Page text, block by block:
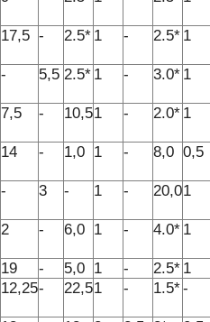
17,5 - 2.5* 1 - 2.5* 1
- 5,5 2.5* 1 - 3.0* 1
7,5 - 10,51 - 2.0* 1
14 - 1,0 1 - 8,0 0,5
- 3 - 1 - 20,01
2 - 6,0 1 - 4.0* 1
19 - 5,0 1 - 2.5* 1
12,25- 22,51 - 1.5*-